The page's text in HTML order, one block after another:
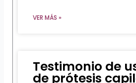
VER MÁS »
Testimonio de
de prótesis